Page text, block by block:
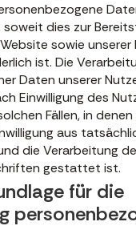
dies zur
sowie unserer
ist. Die
Daten unserer
Einwilligung des
Fällen, in
aus
die Verarbeitung
gestattet ist.
für die